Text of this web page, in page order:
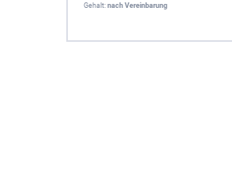
Gehalt: nach Vereinbarung